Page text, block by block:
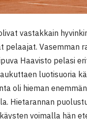
vastakkain
pelaajat. Vasemman
Haavisto pelasi
luotisuoria
oli hieman enemmän
Hietarannan
voimalla hän